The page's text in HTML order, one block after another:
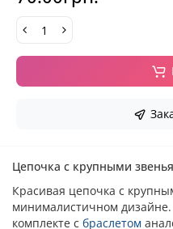
Цепочка с крупными
Красивая цепочка с
минималистичном
комплекте с браслетом